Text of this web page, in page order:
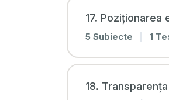
17. Poziționarea
5 Subiecte 1
18.